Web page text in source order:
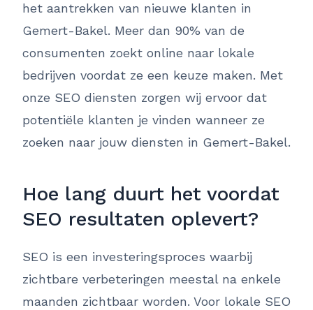
het aantrekken van nieuwe klanten in
Gemert-Bakel. Meer dan 90% van de
consumenten zoekt online naar lokale
bedrijven voordat ze een keuze maken. Met
onze SEO diensten zorgen wij ervoor dat
potentiële klanten je vinden wanneer ze
zoeken naar jouw diensten in Gemert-Bakel.
Hoe lang duurt het voordat
SEO resultaten oplevert?
SEO is een investeringsproces waarbij
zichtbare verbeteringen meestal na enkele
maanden zichtbaar worden. Voor lokale SEO